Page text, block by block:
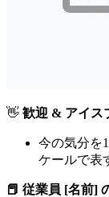
👋 歓迎 & アイス
今の気分を
ケールで表
📕 従業員 [名前]